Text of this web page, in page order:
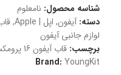
شناسه محصول: نامعلوم
دسته: آیفون, اپل | Apple ,
لوازم جانبی آیفون
برچسب: قاب آیفون 16 پرومکس
Brand: YoungKit